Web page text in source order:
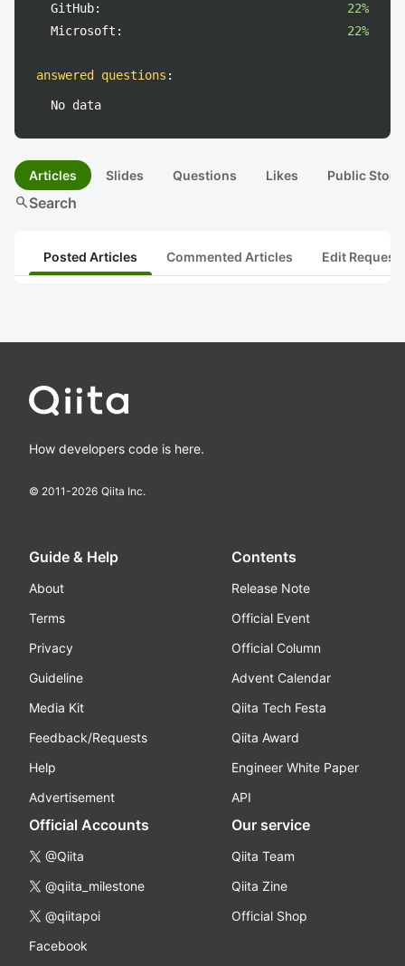
GitHub:
22%
Microsoft:
22%
answered questions :
No data
Articles Slides Questions Likes Public
searchSearch
Posted Articles Commented Articles Edit
How developers code is here.
© 2011-2026 Qiita Inc.
Guide & Help
About
Terms
Privacy
Guideline
Media Kit
Feedback/Requests
Help
Advertisement
Contents
Release Note
Official Event
Official Column
Advent Calendar
Qiita Tech Festa
Qiita Award
Engineer White Paper
API
Official Accounts
@Qiita
@qiita_milestone
@qiitapoi
Facebook
Our service
Qiita Team
Qiita Zine
Official Shop